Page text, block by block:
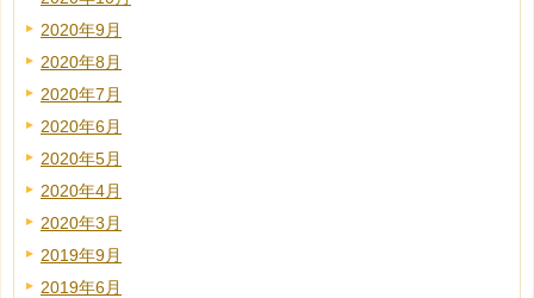
2020年9月
2020年8月
2020年7月
2020年6月
2020年5月
2020年4月
2020年3月
2019年9月
2019年6月